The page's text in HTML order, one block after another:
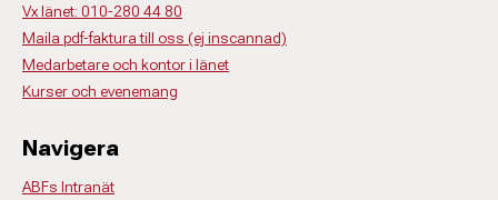
Vx länet: 010-280 44 80
Maila pdf-faktura till oss (ej inscannad)
Medarbetare och kontor i länet
Kurser och evenemang
Navigera
ABFs Intranät